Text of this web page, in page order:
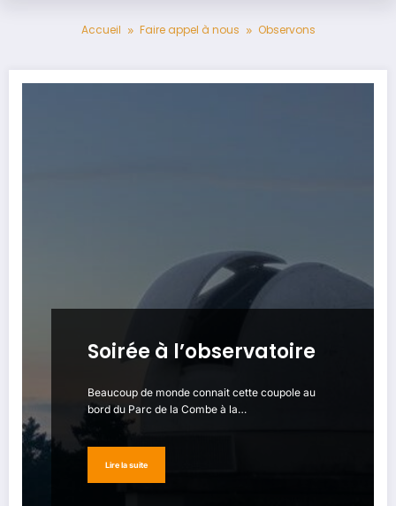
Accueil Faire appel à nous Observons
Soirée à l’observatoire
Beaucoup de monde connait cette coupole au
bord du Parc de la Combe à la…
Lire la suite